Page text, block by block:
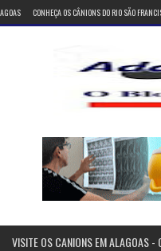
CONHEÇA OS CÂNIONS DO RIO SÃO
VISITE OS CANIONS EM ALAGOAS -